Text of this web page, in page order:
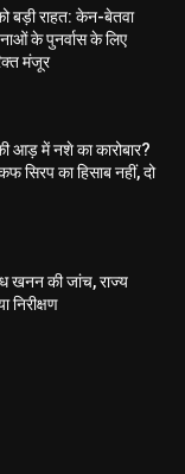
बड़ी राहत: केन-बेतवा
के पुनर्वास के लिए
मंजूर
आड़ में नशे का कारोबार?
का हिसाब नहीं, दो
खनन की जांच, राज्य
निरीक्षण